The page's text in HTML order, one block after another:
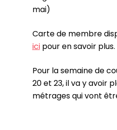
mai)
Carte de membre
icipour en savoir plus.
Pour la semaine de
20 et 23, il va y avoir
métrages qui vont